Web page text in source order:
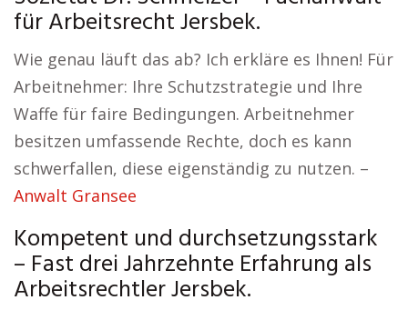
für Arbeitsrecht Jersbek.
Wie genau läuft das ab? Ich erkläre es Ihnen! Für
Arbeitnehmer: Ihre Schutzstrategie und Ihre
Waffe für faire Bedingungen. Arbeitnehmer
besitzen umfassende Rechte, doch es kann
schwerfallen, diese eigenständig zu nutzen. –
Anwalt Gransee
Kompetent und durchsetzungsstark
– Fast drei Jahrzehnte Erfahrung als
Arbeitsrechtler Jersbek.